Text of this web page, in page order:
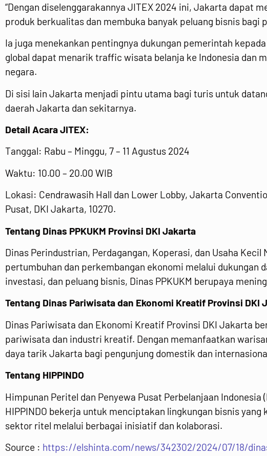
“Dengan diselenggarakannya JITEX 2024 ini, Jakarta dapat
produk berkualitas dan membuka banyak peluang bisnis bagi
Ia juga menekankan pentingnya dukungan pemerintah
global dapat menarik traffic wisata belanja ke Indonesia dan
negara.
Di sisi lain Jakarta menjadi pintu utama bagi turis untuk
daerah Jakarta dan sekitarnya.
Detail Acara JITEX:
Tanggal: Rabu – Minggu, 7 – 11 Agustus 2024
Waktu: 10.00 – 20.00 WIB
Lokasi: Cendrawasih Hall dan Lower Lobby, Jakarta
Pusat, DKI Jakarta, 10270.
Tentang Dinas PPKUKM Provinsi DKI Jakarta
Dinas Perindustrian, Perdagangan, Koperasi, dan Usaha
pertumbuhan dan perkembangan ekonomi melalui dukungan
investasi, dan peluang bisnis, Dinas PPKUKM berupaya
Tentang Dinas Pariwisata dan Ekonomi Kreatif Provinsi DKI
Dinas Pariwisata dan Ekonomi Kreatif Provinsi DKI Jakarta
pariwisata dan industri kreatif. Dengan memanfaatkan
daya tarik Jakarta bagi pengunjung domestik dan
Tentang HIPPINDO
Himpunan Peritel dan Penyewa Pusat Perbelanjaan
HIPPINDO bekerja untuk menciptakan lingkungan bisnis
sektor ritel melalui berbagai inisiatif dan kolaborasi.
Source : https://elshinta.com/news/342302/2024/07/18/